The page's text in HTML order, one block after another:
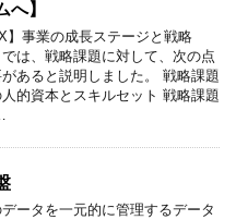
へ】
】事業の成長ステージと戦略
では、戦略課題に対して、次の点
あると説明しました。 戦略課題
的資本とスキルセット 戦略課題
ータを一元的に管理するデータ